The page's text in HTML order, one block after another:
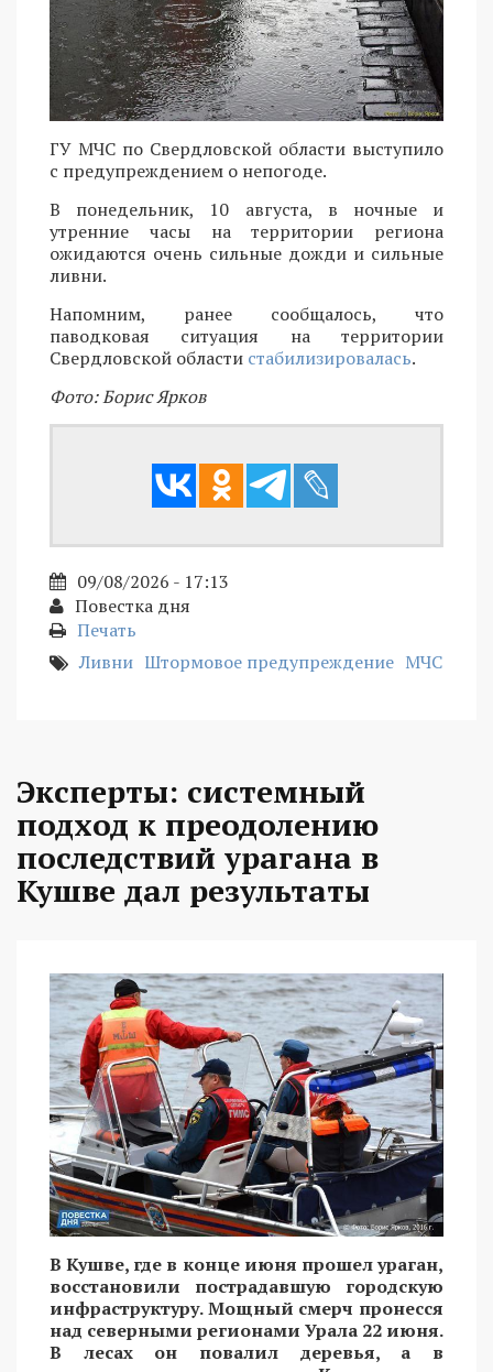
ГУ МЧС по Свердловской области выступило
с предупреждением о непогоде.
В понедельник, 10 августа, в ночные и
утренние часы на территории региона
ожидаются очень сильные дожди и сильные
ливни.
Напомним, ранее сообщалось, что
паводковая ситуация на территории
Свердловской области стабилизировалась.
Фото: Борис Ярков
09/08/2026 - 17:13
Повестка дня
Печать
Ливни Штормовое предупреждение МЧС
Эксперты: системный
подход к преодолению
последствий урагана в
Кушве дал результаты
В Кушве, где в конце июня прошел ураган,
восстановили пострадавшую городскую
инфраструктуру. Мощный смерч пронесся
над северными регионами Урала 22 июня.
В лесах он повалил деревья, а в